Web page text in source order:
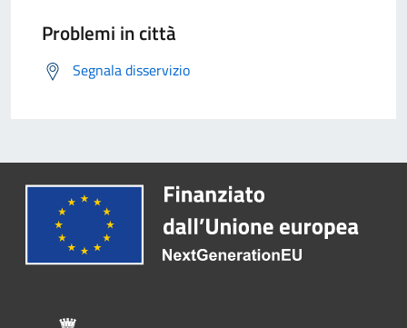
Problemi in città
Segnala disservizio